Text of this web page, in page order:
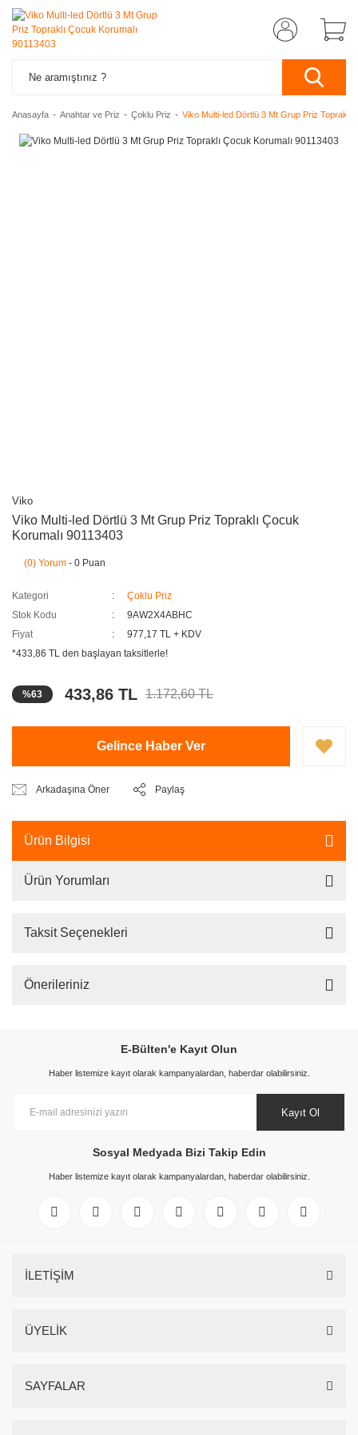
Anasayfa Anahtar ve Priz Çoklu Priz Viko Multi-led Dörtlü 3 Mt Grup Priz Topraklı
Viko
Viko Multi-led Dörtlü 3 Mt Grup Priz Topraklı Çocuk
Korumalı 90113403
(0) Yorum - 0 Puan
Kategori
Çoklu Priz
Stok Kodu
9AW2X4ABHC
Fiyat
977,17 TL + KDV
*433,86 TL den başlayan taksitlerle!
%63 433,86 TL 1.172,60 TL
Gelince Haber Ver
Arkadaşına Öner Paylaş
Ürün Bilgisi
Ürün Yorumları
Taksit Seçenekleri
Önerileriniz
E-Bülten'e Kayıt Olun
Haber listemize kayıt olarak kampanyalardan, haberdar olabilirsiniz.
Kayıt Ol
Sosyal Medyada Bizi Takip Edin
Haber listemize kayıt olarak kampanyalardan, haberdar olabilirsiniz.
İLETİŞİM
ÜYELİK
SAYFALAR